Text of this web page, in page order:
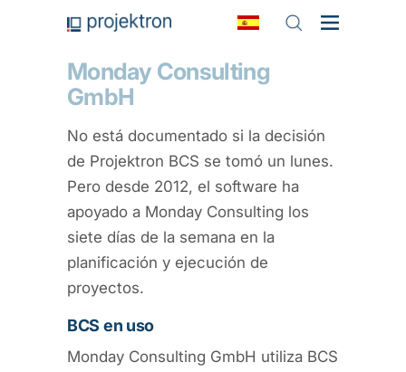
Monday Consulting
GmbH
No está documentado si la decisión
de Projektron BCS se tomó un lunes.
Pero desde 2012, el software ha
apoyado a Monday Consulting los
siete días de la semana en la
planificación y ejecución de
proyectos.
BCS en uso
Monday Consulting GmbH utiliza BCS